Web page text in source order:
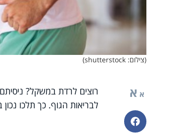
(צילום: shutterstock)
א א
פייסבוק
רוצים לרדת במשקל?
לבריאות הגוף. כך תלכו